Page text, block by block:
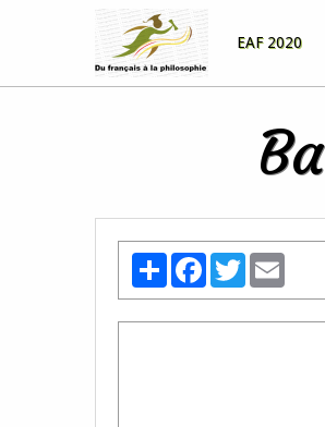
EAF 2020
PartagerFacebookTwitter